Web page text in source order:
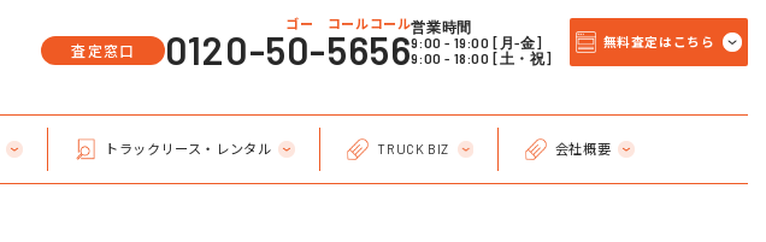
査定窓口
ゴー コールコール
0120-50-5656営業時間
9:00 - 19:00 [月-金]
9:00 - 18:00 [土・祝]
無料査定はこちら
トラックリース・レンタル TRUCK BIZ 会社概要